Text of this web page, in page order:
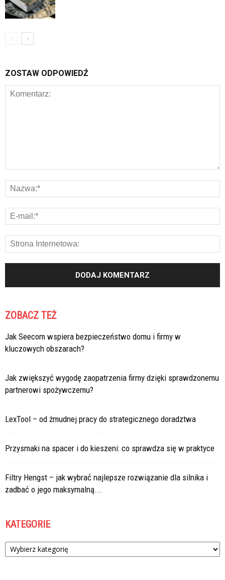
ZOSTAW ODPOWIEDŹ
ZOBACZ TEŻ
Jak Seecom wspiera bezpieczeństwo domu i firmy w
kluczowych obszarach?
Jak zwiększyć wygodę zaopatrzenia firmy dzięki sprawdzonemu
partnerowi spożywczemu?
LexTool – od żmudnej pracy do strategicznego doradztwa
Przysmaki na spacer i do kieszeni: co sprawdza się w praktyce
Filtry Hengst – jak wybrać najlepsze rozwiązanie dla silnika i
zadbać o jego maksymalną...
KATEGORIE
Kategorie